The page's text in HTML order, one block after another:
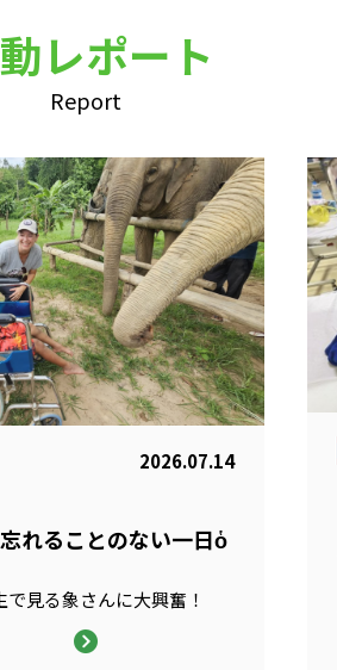
レポート
Report
2026.07.14
れることのない一日ὁ
で見る象さんに大興奮！